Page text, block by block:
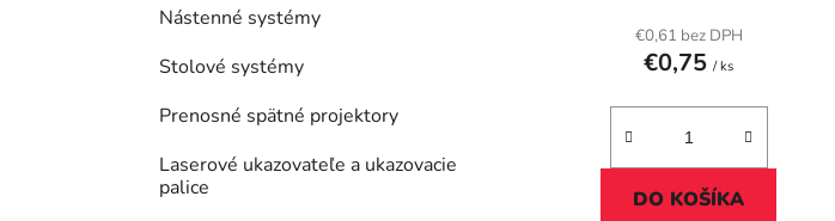
Nástenné systémy
Stolové systémy
Prenosné spätné projektory
Laserové ukazovateľe a ukazovacie
palice
€0,61 bez DPH
€0,75/ ks
DO KOŠÍKA